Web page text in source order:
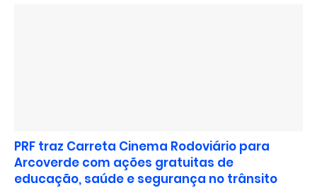
PRF traz Carreta Cinema Rodoviário para
Arcoverde com ações gratuitas de
educação, saúde e segurança no trânsito